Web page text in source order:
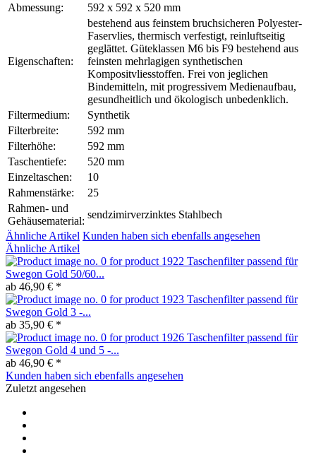
Abmessung:
592 x 592 x 520 mm
Eigenschaften:
bestehend aus feinstem bruchsicheren Polyester-
Faservlies, thermisch verfestigt, reinluftseitig
geglättet. Güteklassen M6 bis F9 bestehend aus
feinsten mehrlagigen synthetischen
Kompositvliesstoffen. Frei von jeglichen
Bindemitteln, mit progressivem Medienaufbau,
gesundheitlich und ökologisch unbedenklich.
Filtermedium:
Synthetik
Filterbreite:
592 mm
Filterhöhe:
592 mm
Taschentiefe:
520 mm
Einzeltaschen:
10
Rahmenstärke:
25
Rahmen- und
Gehäusematerial:
sendzimirverzinktes Stahlbech
Ähnliche Artikel Kunden haben sich ebenfalls angesehen
Ähnliche Artikel
Taschenfilter passend für
Swegon Gold 50/60...
ab 46,90 € *
Taschenfilter passend für
Swegon Gold 3 -...
ab 35,90 € *
Taschenfilter passend für
Swegon Gold 4 und 5 -...
ab 46,90 € *
Kunden haben sich ebenfalls angesehen
Zuletzt angesehen